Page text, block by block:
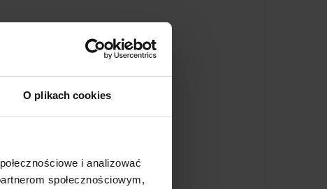
O plikach cookies
i analizować
społecznościowym,